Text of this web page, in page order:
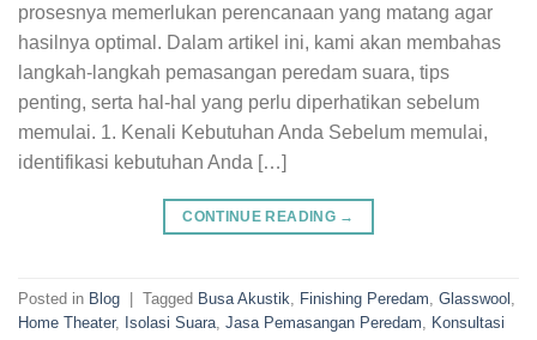
prosesnya memerlukan perencanaan yang matang agar
hasilnya optimal. Dalam artikel ini, kami akan membahas
langkah-langkah pemasangan peredam suara, tips
penting, serta hal-hal yang perlu diperhatikan sebelum
memulai. 1. Kenali Kebutuhan Anda Sebelum memulai,
identifikasi kebutuhan Anda […]
CONTINUE READING →
Posted in Blog | Tagged Busa Akustik Finishing Peredam Glasswool
Home Theater, Isolasi Suara Jasa Pemasangan Peredam
Konsultasi